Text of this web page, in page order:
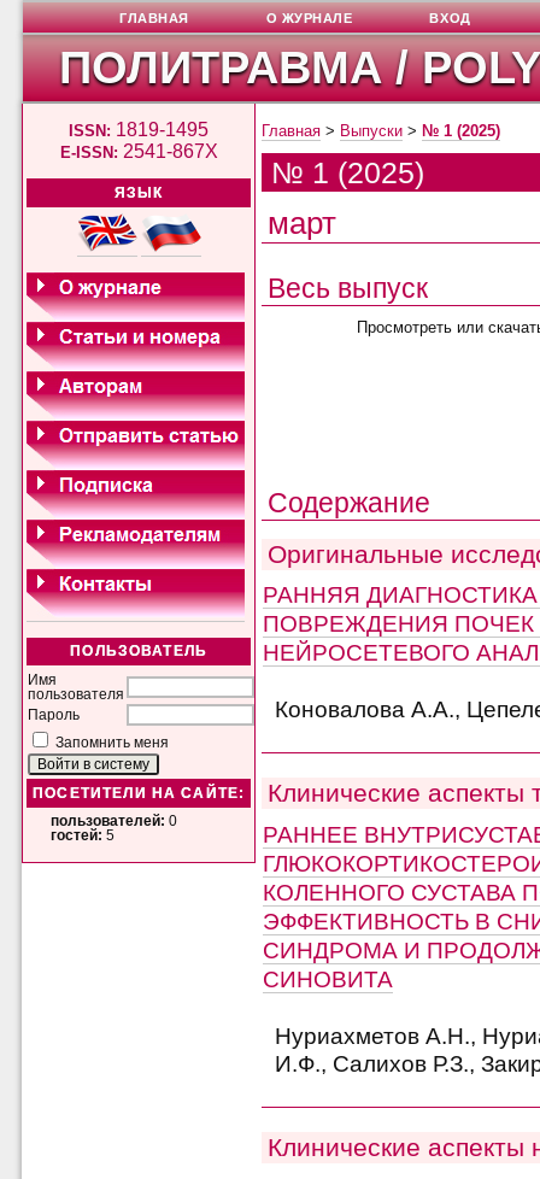
ПОЛИТРАВМА /
ISSN: 1819-1495
E-ISSN: 2541-867X
ЯЗЫК
ПОЛЬЗОВАТЕЛЬ
Имя
пользователя
Пароль
Запомнить меня
ПОСЕТИТЕЛИ НА САЙТЕ:
пользователей: 0
гостей: 5
ГЛАВНАЯ О ЖУРНАЛЕ ВХОД
Главная > Выпуски > № 1 (2025)
№ 1 (2025)
март
Весь выпуск
Просмотреть или
Содержание
Оригинальные
РАННЯЯ
ПОВРЕЖДЕНИЯ ПОЧЕК
НЕЙРОСЕТЕВОГО
Коновалова А.А.,
Клинические аспекты
РАННЕЕ
КОЛЕННОГО СУСТАВА
ЭФФЕКТИВНОСТЬ В
СИНДРОМА И
СИНОВИТА
Нуриахметов А.Н.,
И.Ф., Салихов Р.З.,
Клинические аспекты